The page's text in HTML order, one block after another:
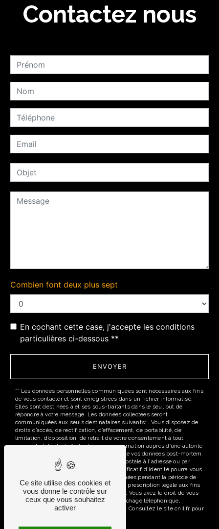
Contactez nous
Combien font deux plus sept
En cochant cette case, j'accepte les conditions
particulières ci-dessous **
ENVOYER
** Les données personnelles communiquées sont nécessaires aux fins
de vous contacter et sont enregistrées dans un fichier informatisé.
Elles sont destinées à et ses sous-traitants dans le seul but de
répondre à votre message. Les données collectées seront
communiquées aux seuls destinataires suivants: . Vous disposez de
droits d’accès, de rectification, d’effacement, de portabilité, de
limitation, d’opposition, de retrait de votre consentement à tout
moment et du droit d’introduire une réclamation auprès d’une autorité
de contrôle, ainsi que d’organiser le sort de vos données post-mortem.
Vous pouvez exercer ces droits par voie postale à l'adresse ou par
courrier électronique à l'adresse . Un justificatif d'identité pourra vous
être demandé. Nous conservons vos données pendant la période de
prise de contact puis pendant la durée de prescription légale aux fins
probatoires et de gestion des contentieux. Vous avez le droit de vous
inscrire sur la liste d'opposition au démarchage téléphonique,
disponible à cette adresse:
. Consultez le site cnil.fr pour
Ce site utilise des cookies et
vous donne le contrôle sur
ceux que vous souhaitez
activer